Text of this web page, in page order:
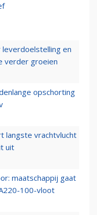
en
verder groeien
opschorting
langste vrachtvlucht
uit
maatschappij gaat
100-vloot